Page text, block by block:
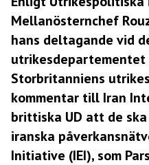
Mellanösternchef
hans deltagande vid
Storbritanniens
kommentar till Iran
brittiska UD att de
iranska
Initiative (IEI), som